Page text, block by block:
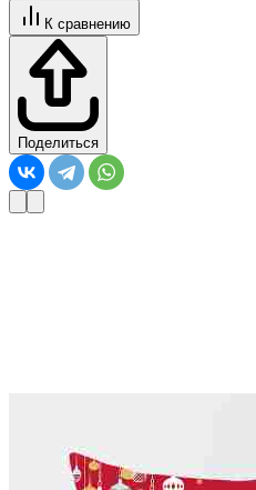
К сравнению
Поделиться